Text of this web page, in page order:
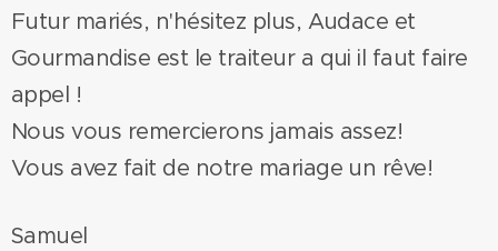
Futur mariés, n'hésitez plus, Audace et
Gourmandise est le traiteur a qui il faut faire
appel !
Nous vous remercierons jamais assez!
Vous avez fait de notre mariage un rêve!
Samuel